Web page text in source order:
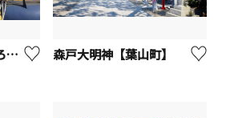
水中観光船「にじいろさかな号」【三浦市】 森戸大明神【葉山町】